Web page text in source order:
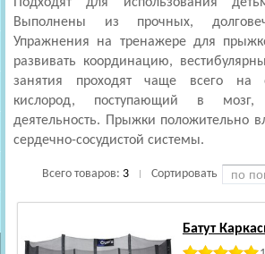
Выполнены из прочных,
Упражнения на тренажере для
развивать координацию,
занятия проходят чаще всего на
кислород, поступающий в мозг,
деятельность. Прыжки положительно
сердечно-сосудистой системы.
Всего товаров: 3 Сортировать
Батут